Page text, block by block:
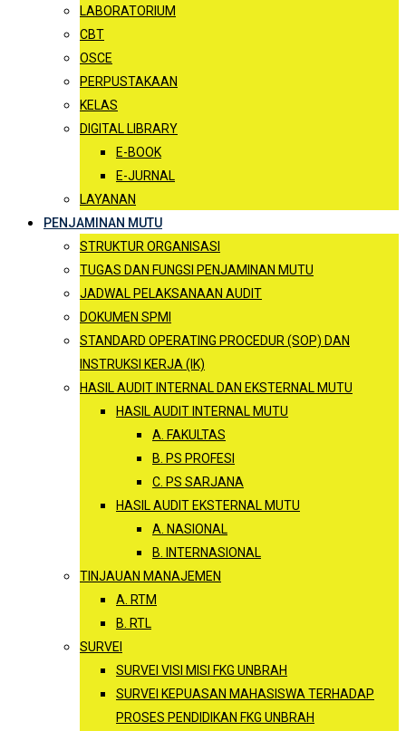
LABORATORIUM
CBT
OSCE
PERPUSTAKAAN
KELAS
DIGITAL LIBRARY
E-BOOK
E-JURNAL
LAYANAN
PENJAMINAN MUTU
STRUKTUR ORGANISASI
TUGAS DAN FUNGSI PENJAMINAN MUTU
JADWAL PELAKSANAAN AUDIT
DOKUMEN SPMI
STANDARD OPERATING PROCEDUR (SOP) DAN
INSTRUKSI KERJA (IK)
HASIL AUDIT INTERNAL DAN EKSTERNAL MUTU
HASIL AUDIT INTERNAL MUTU
A. FAKULTAS
B. PS PROFESI
C. PS SARJANA
HASIL AUDIT EKSTERNAL MUTU
A. NASIONAL
B. INTERNASIONAL
TINJAUAN MANAJEMEN
A. RTM
B. RTL
SURVEI
SURVEI VISI MISI FKG UNBRAH
SURVEI KEPUASAN MAHASISWA TERHADAP
PROSES PENDIDIKAN FKG UNBRAH